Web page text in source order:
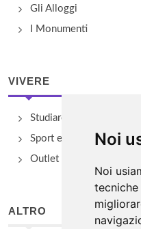
Noi
Noi
Gli Alloggi
I Monumenti
VIVERE
Studiare
Sport e Benessere
Outlet e spacci aziendali
ALTRO